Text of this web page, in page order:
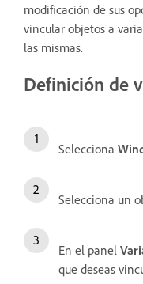
modificación de sus
vincular objetos a
las mismas.
Definición de
Selecciona
Selecciona un
En el panel
que deseas